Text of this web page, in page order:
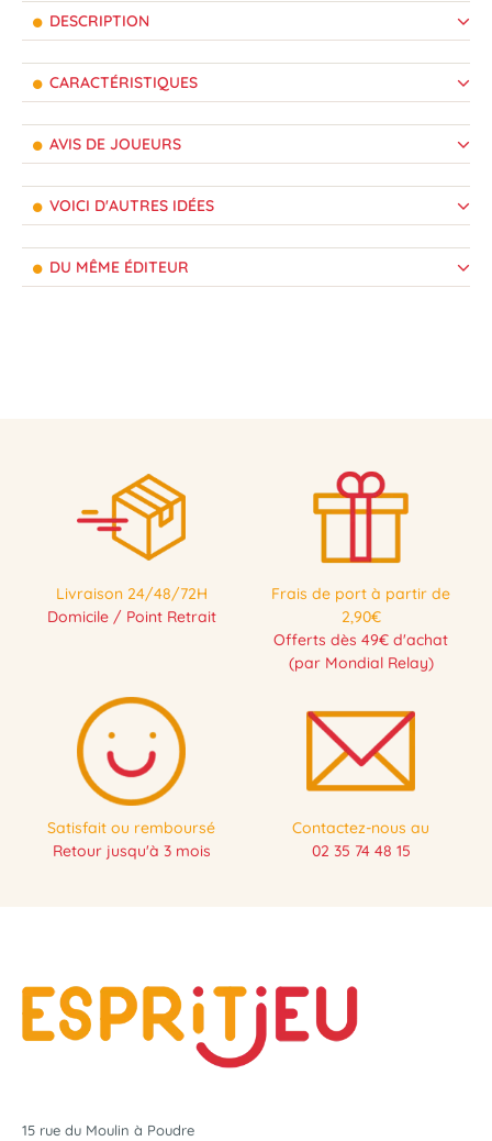
DESCRIPTION
CARACTÉRISTIQUES
AVIS DE JOUEURS
VOICI D'AUTRES IDÉES
DU MÊME ÉDITEUR
Livraison 24/48/72H
Domicile / Point Retrait
Frais de port à partir de
2,90€
Offerts dès 49€ d'achat
(par Mondial Relay)
Satisfait ou remboursé
Retour jusqu'à 3 mois
Contactez-nous au
02 35 74 48 15
15 rue du Moulin à Poudre